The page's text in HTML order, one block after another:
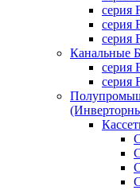
серия
серия
серия
Канальные
серия
серия